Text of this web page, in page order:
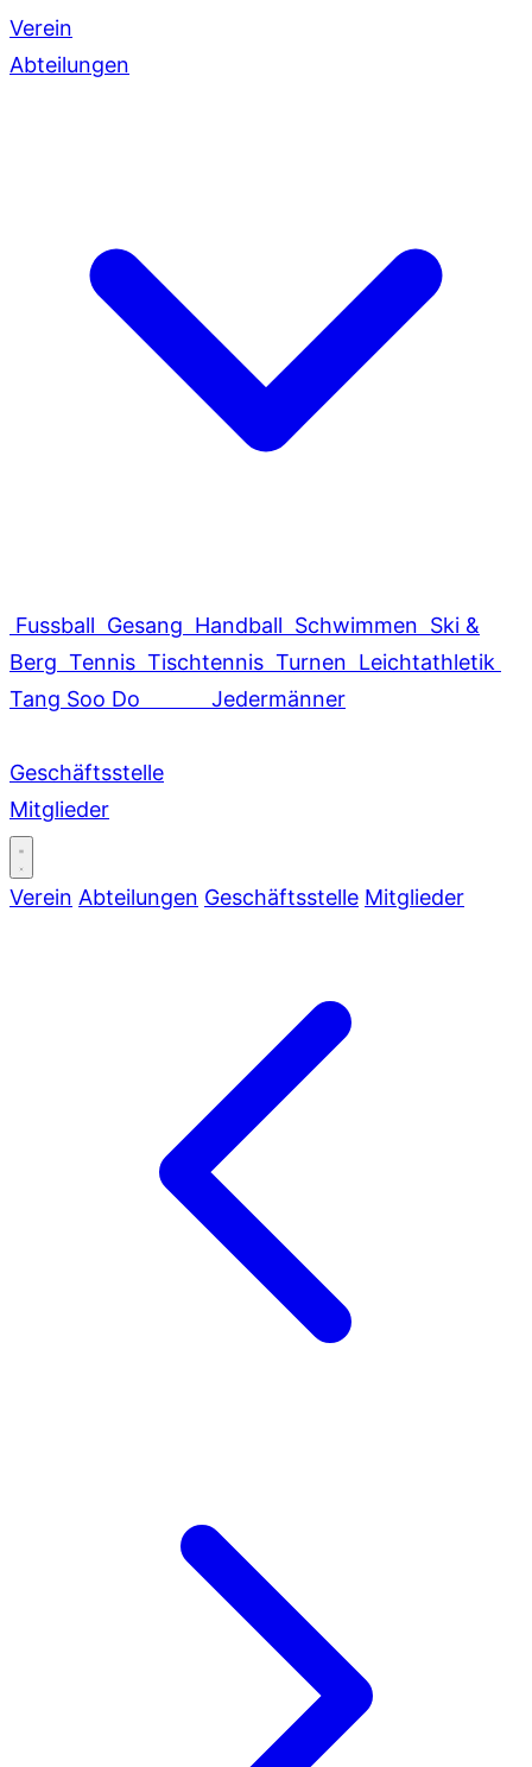
Verein
Abteilungen
Fussball Gesang Handball Schwimmen Ski &
Berg Tennis Tischtennis Turnen Leichtathletik
Tang Soo Do
Jedermänner
Geschäftsstelle
Mitglieder
Verein Abteilungen Geschäftsstelle Mitglieder